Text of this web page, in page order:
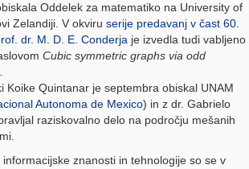
Oddelek za matematiko na University of
Zelandiji. V okviru serije predavanj v čast 60.
dr. M. D. E. Conderja je izvedla tudi vabljeno
Cubic symmetric graphs via odd
Koike Quintanar je septembra obiskal UNAM
Autonoma de Mexico) in z dr. Gabrielo
raziskovalno delo na področju mešanih
znanosti in tehnologije so se v